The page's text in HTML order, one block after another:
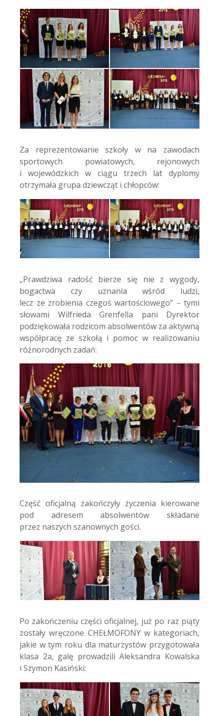
Za reprezentowanie szkoły w na zawodach
sportowych powiatowych, rejonowych
i wojewódzkich w ciągu trzech lat dyplomy
otrzymała grupa dziewcząt i chłopców:
„Prawdziwa radość bierze się nie z wygody,
bogactwa czy uznania wśród ludzi,
lecz ze zrobienia czegoś wartościowego” – tymi
słowami Wilfrieda Grenfella pani Dyrektor
podziękowała rodzicom absolwentów za aktywną
współpracę ze szkołą i pomoc w realizowaniu
różnorodnych zadań:
Część oficjalną zakończyły życzenia kierowane
pod adresem absolwentów składane
przez naszych szanownych gości.
Po zakończeniu części oficjalnej, już po raz piąty
zostały wręczone CHEŁMOFONY w kategoriach,
jakie w tym roku dla maturzystów przygotowała
klasa 2a, galę prowadzili Aleksandra Kowalska
i Szymon Kasiński: